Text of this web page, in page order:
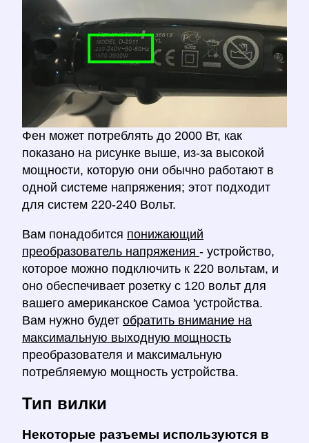
Фен может потреблять до 2000 Вт, как
показано на рисунке выше, из-за высокой
мощности, которую они обычно работают в
одной системе напряжения; этот подходит
для систем 220-240 Вольт.
Вам понадобится понижающий
преобразователь напряжения - устройство,
которое можно подключить к 220 вольтам, и
оно обеспечивает розетку с 120 вольт для
вашего американское Самоа 'устройства.
Вам нужно будет обратить внимание на
максимальную выходную мощность
преобразователя и максимальную
потребляемую мощность устройства.
Тип вилки
Некоторые разъемы используются в